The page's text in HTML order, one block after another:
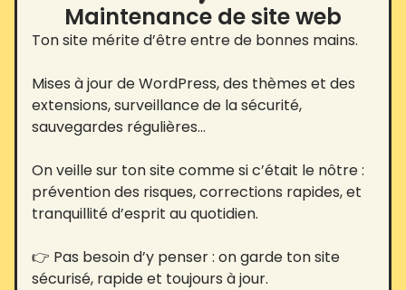
Maintenance de site web
Ton site mérite d’être entre de bonnes mains.
Mises à jour de WordPress, des thèmes et des
extensions, surveillance de la sécurité,
sauvegardes régulières…
On veille sur ton site comme si c’était le nôtre :
prévention des risques, corrections rapides, et
tranquillité d’esprit au quotidien.
👉 Pas besoin d’y penser : on garde ton site
sécurisé, rapide et toujours à jour.